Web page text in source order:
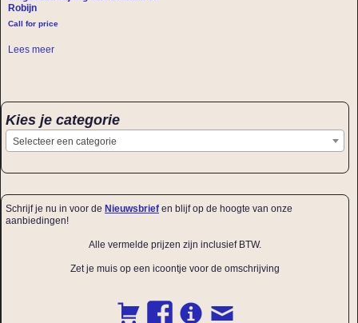
Robijn
Call for price
Lees meer
Kies je categorie
Selecteer een categorie
Schrijf je nu in voor de Nieuwsbrief en blijf op de hoogte van onze
aanbiedingen!
Alle vermelde prijzen zijn inclusief BTW.
Zet je muis op een icoontje voor de omschrijving